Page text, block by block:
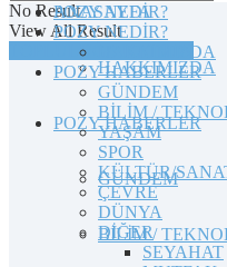
No Result
View All Result
TOPLULUĞA KATILIN
POZY NEDİR?
HAKKIMIZDA
POZY HABERLER
GÜNDEM
BİLİM /
ANASAYFA
POZY NEDİR?
HAKKIMIZDA
POZY HABERLER
GÜNDEM
BİLİM /
YAŞAM
SPOR
KÜLTÜR/
ÇEVRE
DÜNYA
DİĞER
SEYAHAT